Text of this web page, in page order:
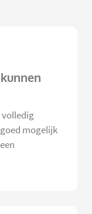
volledig
mogelijk